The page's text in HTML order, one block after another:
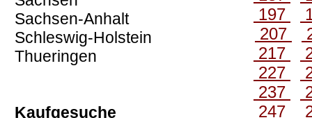
Sachsen-Anhalt
Schleswig-Holstein
Thueringen
Kaufgesuche
197
207
217
227
237
247